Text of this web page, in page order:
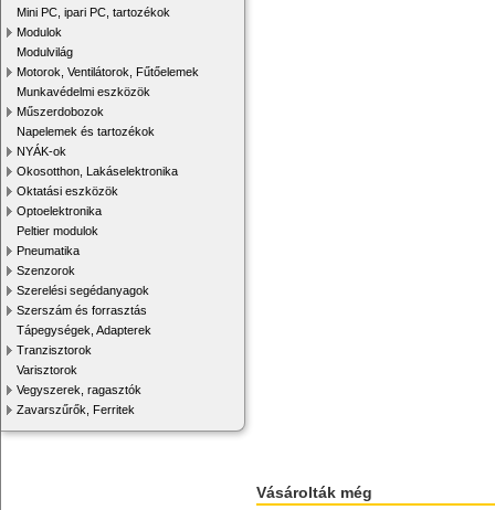
Mini PC, ipari PC, tartozékok
Modulok
Modulvilág
Motorok, Ventilátorok, Fűtőelemek
Munkavédelmi eszközök
Műszerdobozok
Napelemek és tartozékok
NYÁK-ok
Okosotthon, Lakáselektronika
Oktatási eszközök
Optoelektronika
Peltier modulok
Pneumatika
Szenzorok
Szerelési segédanyagok
Szerszám és forrasztás
Tápegységek, Adapterek
Tranzisztorok
Varisztorok
Vegyszerek, ragasztók
Zavarszűrők, Ferritek
Vásárolták még